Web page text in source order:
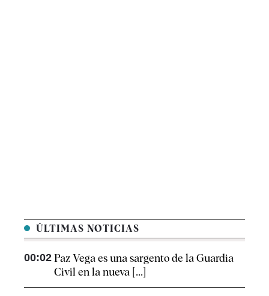
ÚLTIMAS NOTICIAS
00:02 Paz Vega es una sargento de la Guardia
Civil en la nueva [...]